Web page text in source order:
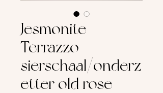
Jesmonite
Terrazzo
sierschaal/onderz
etter old rose